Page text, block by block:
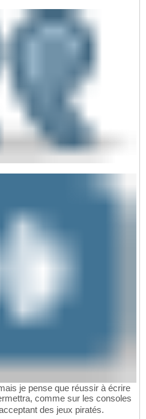
je pense que réussir à écrire
comme sur les consoles
des jeux piratés.